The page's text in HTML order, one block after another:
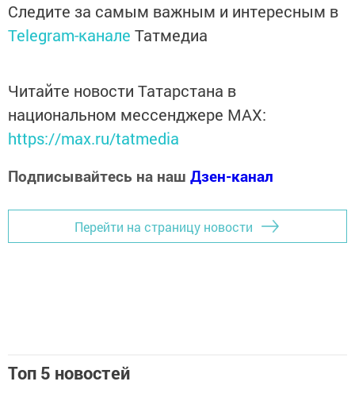
Следите за самым важным и интересным в
Telegram-канале Татмедиа
Читайте новости Татарстана в
национальном мессенджере MАХ:
https://max.ru/tatmedia
Подписывайтесь на наш Дзен-канал
Перейти на страницу новости
Топ 5 новостей